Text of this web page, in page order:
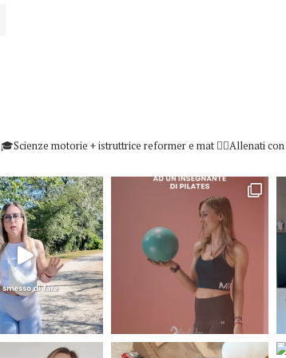
🎓Scienze motorie + istruttrice reformer e mat 👇🏻Allenati